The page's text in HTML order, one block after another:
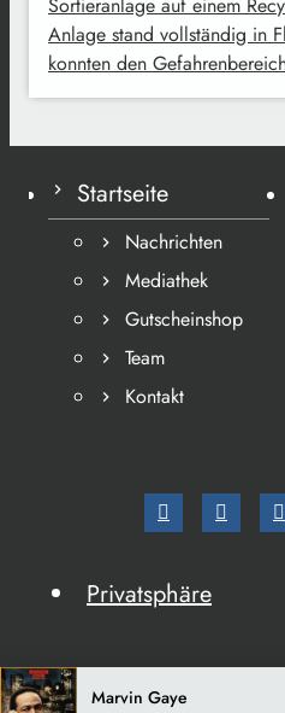
Anlage stand vollständig in
konnten den
Startseite
Nachrichten
Mediathek
Gutscheinshop
Team
Kontakt
Privatsphäre
Marvin Gaye